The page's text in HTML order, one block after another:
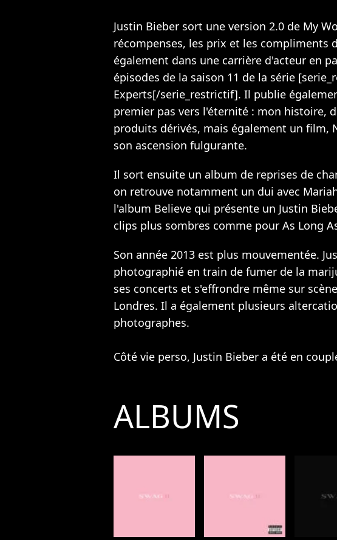
Justin Bieber sort une version 2.0 de My
récompenses, les prix et les compliments
également dans une carrière d'acteur en
épisodes de la saison 11 de la série
Experts[/serie_restrictif]. Il publie
premier pas vers l'éternité : mon histoire,
produits dérivés, mais également un film,
son ascension fulgurante.
Il sort ensuite un album de reprises de
on retrouve notamment un dui avec
l'album Believe qui présente un Justin
clips plus sombres comme pour As Long
Son année 2013 est plus mouvementée.
photographié en train de fumer de la
ses concerts et s'effrondre même sur
Londres. Il a également plusieurs
photographes.
Côté vie perso, Justin Bieber a été en
ALBUMS